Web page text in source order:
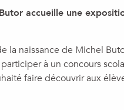
accueille une
la naissance de Michel
à un concours
faire découvrir aux